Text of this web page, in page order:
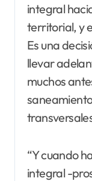
integral
territorial, y
Es una
llevar
muchos
“Y cuando
integral -